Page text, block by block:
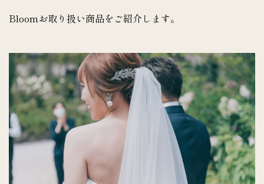
Bloomお取り扱い商品をご紹介します。